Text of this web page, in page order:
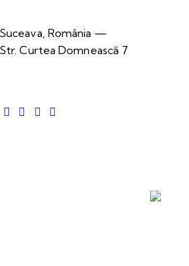
Suceava, România —
Str. Curtea Domnească 7